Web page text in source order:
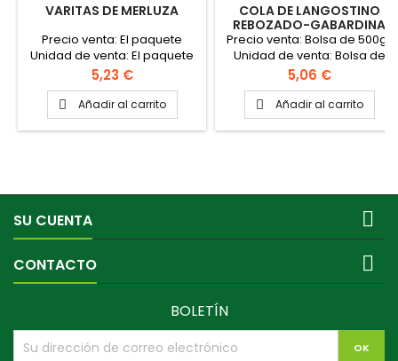
VARITAS DE MERLUZA
Precio venta: El paquete
Unidad de venta: El paquete
Peso del paquete: 250 gr
varitas por paquete: 24
unidades aproximadamente
Peso de la caja: 6 kg
Precio
5,23 €
 Añadir al carrito
COLA DE LANGOSTINO
REBOZADO-GABARDINA
"CLAVO"
Precio venta: Bolsa de 500gr
Unidad de venta: Bolsa de
500gr La caja contiene 4
bolsas de 500gr En el
kilogramo entran de 50 a 70
piezas aprox.
Precio
5,06 €
 Añadir al carrito
SU CUENTA 
CONTACTO 
BOLETÍN